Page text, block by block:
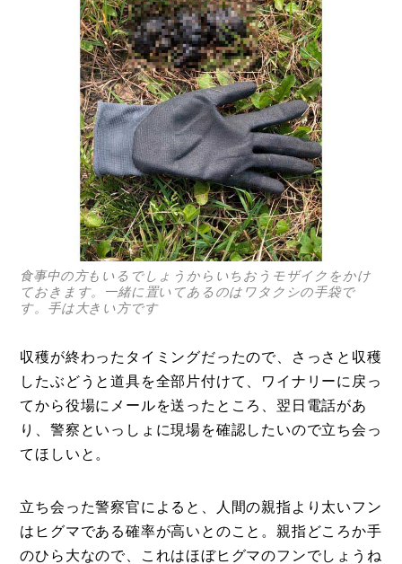
食事中の方もいるでしょうからいちおうモザイクをかけ
ておきます。一緒に置いてあるのはワタクシの手袋で
す。手は大きい方です
収穫が終わったタイミングだったので、さっさと収穫
したぶどうと道具を全部片付けて、ワイナリーに戻っ
てから役場にメールを送ったところ、翌日電話があ
り、警察といっしょに現場を確認したいので立ち会っ
てほしいと。
立ち会った警察官によると、人間の親指より太いフン
はヒグマである確率が高いとのこと。親指どころか手
のひら大なので、これはほぼヒグマのフンでしょうね